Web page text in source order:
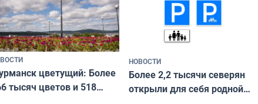
цветущий: Более
тысяч цветов и 518
НОВОСТИ
Более 2,2 тысячи северян
открыли для себя родной